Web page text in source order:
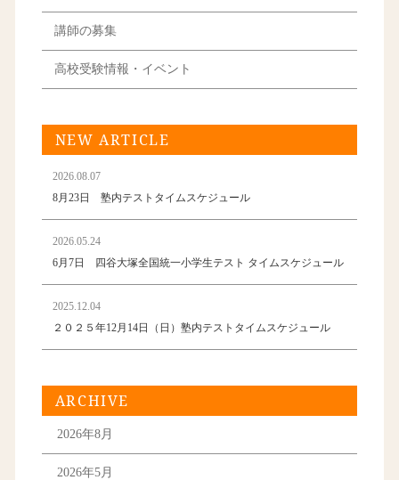
講師の募集
高校受験情報・イベント
NEW ARTICLE
2026.08.07
8月23日 塾内テストタイムスケジュール
2026.05.24
6月7日 四谷大塚全国統一小学生テスト タイムスケジュール
2025.12.04
２０２５年12月14日（日）塾内テストタイムスケジュール
ARCHIVE
2026年8月
2026年5月